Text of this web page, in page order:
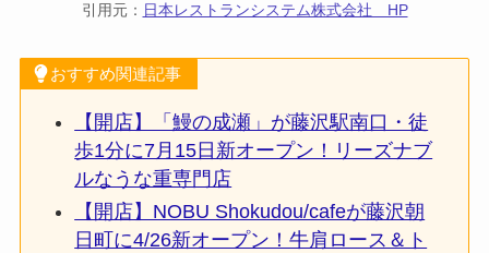
引用元： 日本レストランシステム株式会社 HP
おすすめ関連記事
【開店】「鰻の成瀬」が藤沢駅南口・徒
歩1分に7月15日新オープン！リーズナブ
ルなうな重専門店
【開店】NOBU Shokudou/cafeが藤沢朝
日町に4/26新オープン！牛肩ロース＆ト